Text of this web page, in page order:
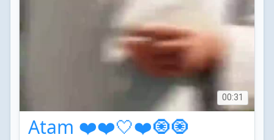
00:31
Atam ❤️❤️🤍❤️🧿🧿